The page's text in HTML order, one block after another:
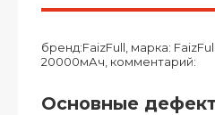
бренд:FaizFull, марка:
20000мАч, комментарий:
Основные